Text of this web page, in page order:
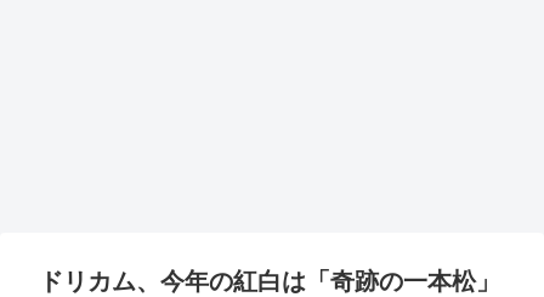
ドリカム、今年の紅白は「奇跡の一本松」